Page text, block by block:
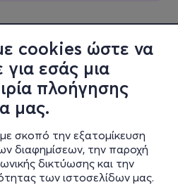
cookies ώστε να
εσάς μια
πλοήγησης
μας.
σκοπό την εξατομίκευση
διαφημίσεων, την παροχή
δικτύωσης και την
των ιστοσελίδων μας.